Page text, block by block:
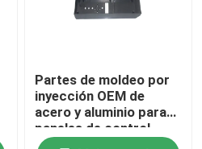
Partes de moldeo por
inyección OEM de
acero y aluminio para
paneles de control